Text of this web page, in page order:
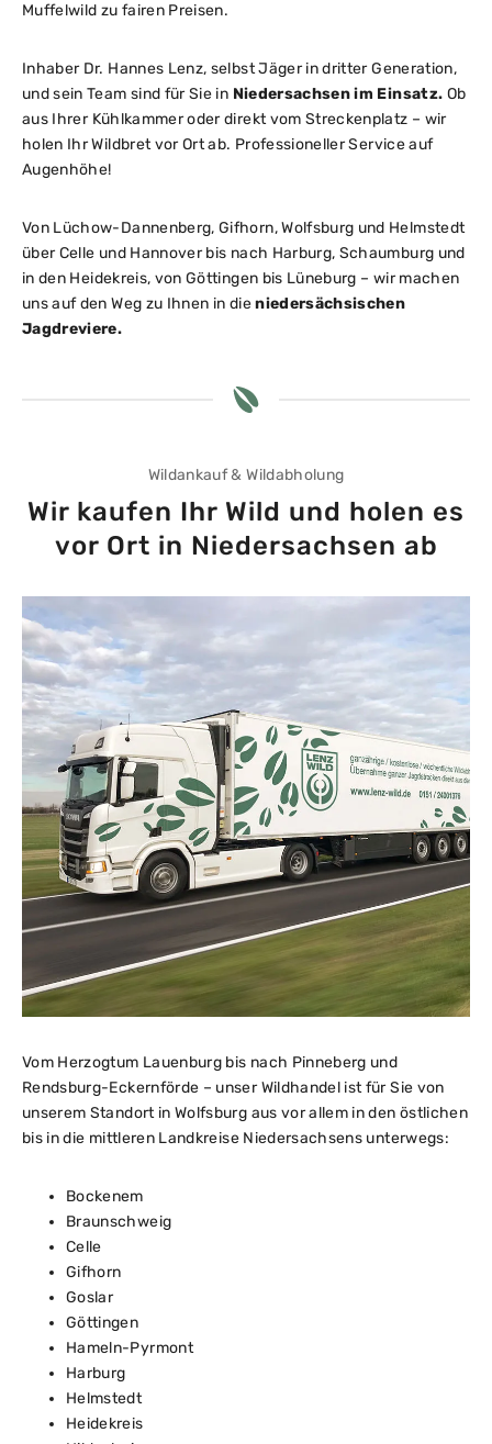
Muffelwild zu fairen Preisen.
Inhaber Dr. Hannes Lenz, selbst Jäger in dritter Generation,
und sein Team sind für Sie in Niedersachsen im Einsatz. Ob
aus Ihrer Kühlkammer oder direkt vom Streckenplatz – wir
holen Ihr Wildbret vor Ort ab. Professioneller Service auf
Augenhöhe!
Von Lüchow-Dannenberg, Gifhorn, Wolfsburg und Helmstedt
über Celle und Hannover bis nach Harburg, Schaumburg und
in den Heidekreis, von Göttingen bis Lüneburg – wir machen
uns auf den Weg zu Ihnen in dieniedersächsischen
Jagdreviere.
Wildankauf & Wildabholung
Wir kaufen Ihr Wild und holen es
vor Ort in Niedersachsen ab
Vom Herzogtum Lauenburg bis nach Pinneberg und
Rendsburg-Eckernförde – unser Wildhandel ist für Sie von
unserem Standort in Wolfsburg aus vor allem in den östlichen
bis in die mittleren Landkreise Niedersachsens unterwegs:
Bockenem
Braunschweig
Celle
Gifhorn
Goslar
Göttingen
Hameln-Pyrmont
Harburg
Helmstedt
Heidekreis